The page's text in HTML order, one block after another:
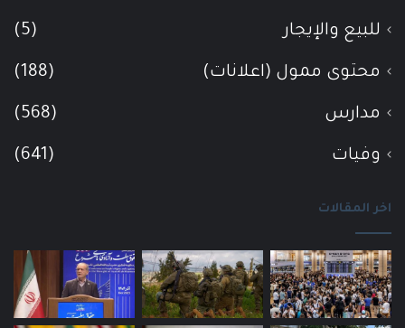
للبيع والإيجار (5)
محتوى ممول (اعلانات) (188)
مدارس (568)
وفيات (641)
اخر المقالات